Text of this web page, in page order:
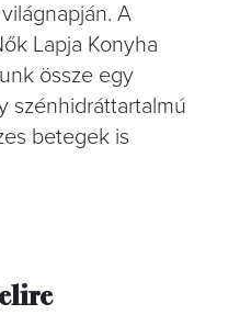
A
Lapja Konyha
össze egy
szénhidráttartalmú
betegek is